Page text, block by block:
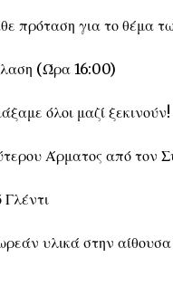
πρόταση για το θέμα
(Ώρα 16:00)
όλοι μαζί
Άρματος από τον
υλικά στην αίθουσα